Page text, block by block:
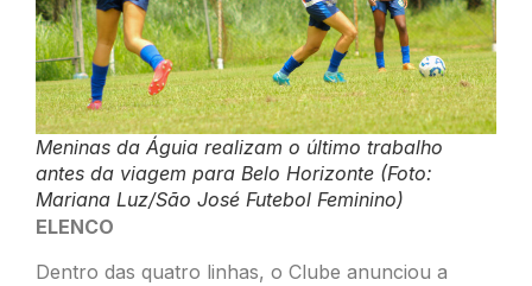
Meninas da Águia realizam o último trabalho
antes da viagem para Belo Horizonte (Foto:
Mariana Luz/São José Futebol Feminino)
ELENCO
Dentro das quatro linhas, o Clube anunciou a